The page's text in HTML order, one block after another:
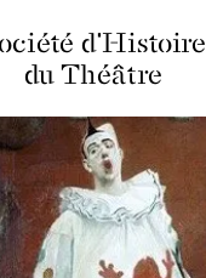
d'Histoire
du Théâtre